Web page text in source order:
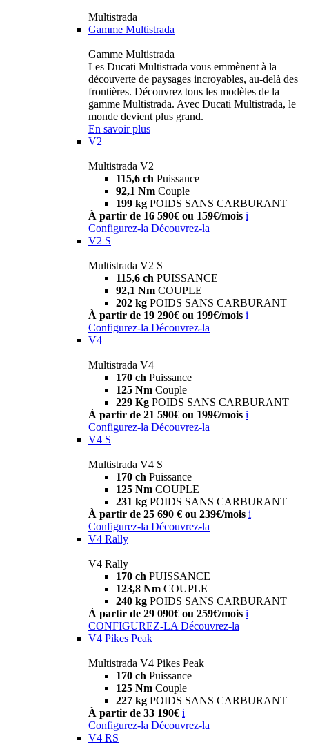
Multistrada
Gamme Multistrada
Gamme Multistrada
Les Ducati Multistrada vous emmènent à la
découverte de paysages incroyables, au-delà des
frontières. Découvrez tous les modèles de la
gamme Multistrada. Avec Ducati Multistrada, le
monde devient plus grand.
En savoir plus
V2
Multistrada V2
115,6 ch Puissance
92,1 Nm Couple
199 kg POIDS SANS CARBURANT
À partir de 16 590€ ou 159€/mois i
Configurez-la Découvrez-la
V2 S
Multistrada V2 S
115,6 ch PUISSANCE
92,1 Nm COUPLE
202 kg POIDS SANS CARBURANT
À partir de 19 290€ ou 199€/mois i
Configurez-la Découvrez-la
V4
Multistrada V4
170 ch Puissance
125 Nm Couple
229 Kg POIDS SANS CARBURANT
À partir de 21 590€ ou 199€/mois i
Configurez-la Découvrez-la
V4 S
Multistrada V4 S
170 ch Puissance
125 Nm COUPLE
231 kg POIDS SANS CARBURANT
À partir de 25 690 € ou 239€/mois i
Configurez-la Découvrez-la
V4 Rally
V4 Rally
170 ch PUISSANCE
123,8 Nm COUPLE
240 kg POIDS SANS CARBURANT
À partir de 29 090€ ou 259€/mois i
CONFIGUREZ-LA Découvrez-la
V4 Pikes Peak
Multistrada V4 Pikes Peak
170 ch Puissance
125 Nm Couple
227 kg POIDS SANS CARBURANT
À partir de 33 190€ i
Configurez-la Découvrez-la
V4 RS